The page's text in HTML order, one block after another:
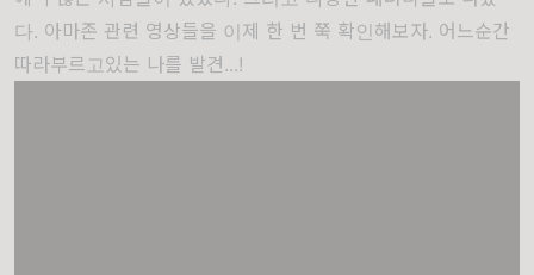
다. 아마존 관련 영상들을 이제 한 번 쭉 확인해보자. 어느순간
따라부르고있는 나를 발견...!